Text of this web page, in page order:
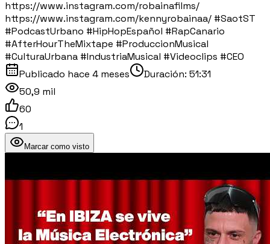
https://www.instagram.com/robainafilms/
https://www.instagram.com/kennyrobainaa/ #SaotST
#PodcastUrbano #HipHopEspañol #RapCanario
#AfterHourTheMixtape #ProduccionMusical
#CulturaUrbana #IndustriaMusical #Videoclips #CEO
Publicado hace 4 meses Duración: 51:31
50,9 mil
60
1
Marcar como visto